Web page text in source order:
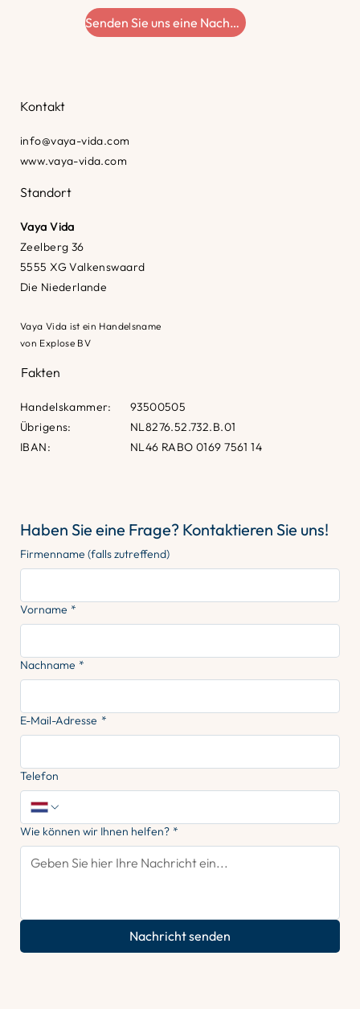
Senden Sie uns eine Nachricht
Standort
Vaya Vida
Zeelberg 36
5555 XG Valkenswaard
Die Niederlande
Vaya Vida ist ein Handelsname
von Explose BV
Kontakt
info@vaya-vida.com
www.vaya-vida.com
Fakten
Handelskammer:
Übrigens:
IBAN:
93500505
NL8276.52.732.B.01
NL46 RABO 0169 7561 14
Haben Sie eine Frage? Kontaktieren Sie uns!
Firmenname (falls zutreffend)
Vorname *
Nachname *
E-Mail-Adresse *
Telefon
Wie können wir Ihnen helfen? *
Nachricht senden